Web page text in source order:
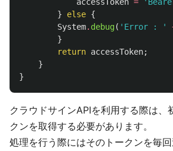
accessToken = '
}
else {
System. debug( ' Error : '
}
return accessToken;
}
}
クラウドサインAPIを利用する際は、
クンを取得する必要があります。
処理を行う際にはそのトークンを毎